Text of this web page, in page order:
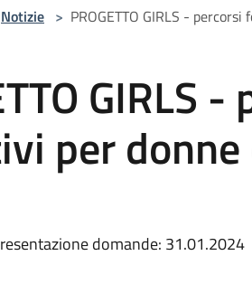
Notizie > PROGETTO GIRLS -
GIRLS
per
domande: 31.01.2024